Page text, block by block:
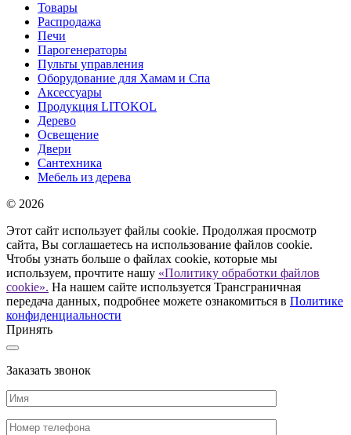
Товары
Распродажа
Печи
Парогенераторы
Пульты управления
Оборудование для Хамам и Спа
Аксессуары
Продукция LITOKOL
Дерево
Освещение
Двери
Сантехника
Мебель из дерева
© 2026
Этот сайт использует файлы cookie. Продолжая просмотр
сайта, Вы соглашаетесь на использование файлов cookie.
Чтобы узнать больше о файлах cookie, которые мы
используем, прочтите нашу «Политику обработки файлов
cookie». На нашем сайте используется Трансграничная
передача данных, подробнее можете ознакомиться в Политике
конфиденциальности
Принять
Заказать звонок